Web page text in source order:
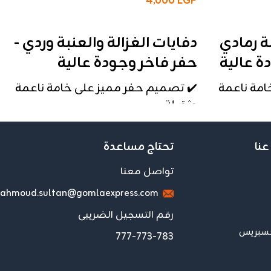
رمادي
عالية
ناعمة
لأي
دفايات الغزالة والعنبة وردي -
حفر فاخر وجودة عالية
✔️ تصميم حفر مميز على خامة ناعمة
وثقيلة
الاستخدامات
✔️ شكل أنيق يضيف لمسة فخامة لأي
مكان
الكيس يحتوي على 20 دفاية
💼 العرض مخصص للتجار والموزعين
تحتاج مساعدة
تواصل معنا
رقم التسجيل الضريبى
777-773-783